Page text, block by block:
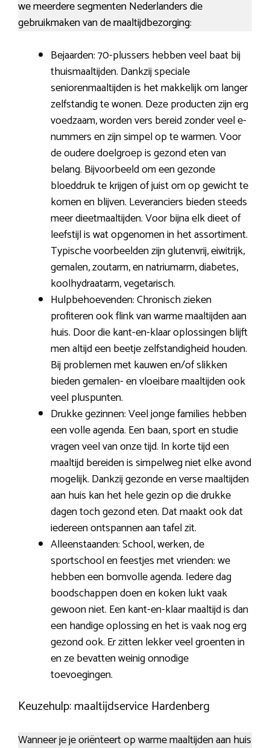
we meerdere segmenten Nederlanders die
gebruikmaken van de maaltijdbezorging:
Bejaarden: 70-plussers hebben veel baat bij
thuismaaltijden. Dankzij speciale
seniorenmaaltijden is het makkelijk om langer
zelfstandig te wonen. Deze producten zijn erg
voedzaam, worden vers bereid zonder veel e-
nummers en zijn simpel op te warmen. Voor
de oudere doelgroep is gezond eten van
belang. Bijvoorbeeld om een gezonde
bloeddruk te krijgen of juist om op gewicht te
komen en blijven. Leveranciers bieden steeds
meer dieetmaaltijden. Voor bijna elk dieet of
leefstijl is wat opgenomen in het assortiment.
Typische voorbeelden zijn glutenvrij, eiwitrijk,
gemalen, zoutarm, en natriumarm, diabetes,
koolhydraatarm, vegetarisch.
Hulpbehoevenden: Chronisch zieken
profiteren ook flink van warme maaltijden aan
huis. Door die kant-en-klaar oplossingen blijft
men altijd een beetje zelfstandigheid houden.
Bij problemen met kauwen en/of slikken
bieden gemalen- en vloeibare maaltijden ook
veel pluspunten.
Drukke gezinnen: Veel jonge families hebben
een volle agenda. Een baan, sport en studie
vragen veel van onze tijd. In korte tijd een
maaltijd bereiden is simpelweg niet elke avond
mogelijk. Dankzij gezonde en verse maaltijden
aan huis kan het hele gezin op die drukke
dagen toch gezond eten. Dat maakt ook dat
iedereen ontspannen aan tafel zit.
Alleenstaanden: School, werken, de
sportschool en feestjes met vrienden: we
hebben een bomvolle agenda. Iedere dag
boodschappen doen en koken lukt vaak
gewoon niet. Een kant-en-klaar maaltijd is dan
een handige oplossing en het is vaak nog erg
gezond ook. Er zitten lekker veel groenten in
en ze bevatten weinig onnodige
toevoegingen.
Keuzehulp: maaltijdservice Hardenberg
Wanneer je je oriënteert op warme maaltijden aan huis